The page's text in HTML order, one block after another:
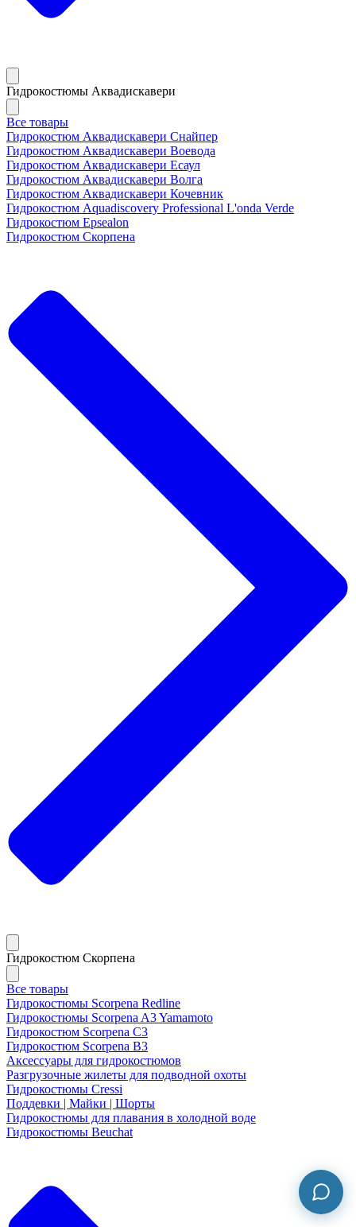
Гидрокостюмы Аквадискавери
Все товары
Гидрокостюм Аквадискавери Снайпер
Гидрокостюм Аквадискавери Воевода
Гидрокостюм Аквадискавери Есаул
Гидрокостюм Аквадискавери Волга
Гидрокостюм Аквадискавери Кочевник
Гидрокостюм Aquadiscovery Professional L'onda Verde
Гидрокостюм Epsealon
Гидрокостюм Скорпена
Гидрокостюм Скорпена
Все товары
Гидрокостюмы Scorpena Redline
Гидрокостюмы Scorpena A3 Yamamoto
Гидрокостюм Scorpena C3
Гидрокостюм Scorpena B3
Аксессуары для гидрокостюмов
Разгрузочные жилеты для подводной охоты
Гидрокостюмы Cressi
Поддевки | Майки | Шорты
Гидрокостюмы для плавания в холодной воде
Гидрокостюмы Beuchat